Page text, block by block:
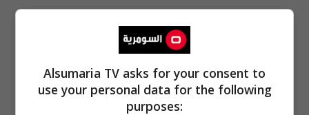
Alsumaria TV asks for your consent to
use your personal data for the following
purposes: